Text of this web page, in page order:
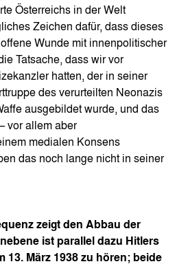
Österreichs in der Welt
Zeichen dafür, dass dieses
Wunde mit innenpolitischer
Tatsache, dass wir vor
hatten, der in seiner
des verurteilten Neonazis
ausgebildet wurde, und das
vor allem aber
medialen Konsens
das noch lange nicht in seiner
zeigt den Abbau der
ist parallel dazu Hitlers
13. März 1938 zu hören; beide